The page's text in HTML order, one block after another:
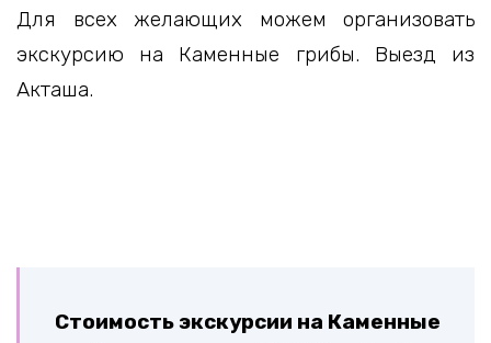
Для всех желающих можем организовать
экскурсию на Каменные грибы. Выезд из
Акташа.
Стоимость экскурсии на Каменные